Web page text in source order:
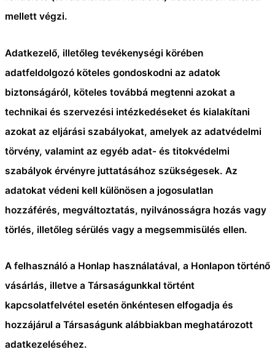
mellett végzi.
Adatkezelő, illetőleg tevékenységi körében
adatfeldolgozó köteles gondoskodni az adatok
biztonságáról, köteles továbbá megtenni azokat a
technikai és szervezési intézkedéseket és kialakítani
azokat az eljárási szabályokat, amelyek az adatvédelmi
törvény, valamint az egyéb adat- és titokvédelmi
szabályok érvényre juttatásához szükségesek. Az
adatokat védeni kell különösen a jogosulatlan
hozzáférés, megváltoztatás, nyilvánosságra hozás vagy
törlés, illetőleg sérülés vagy a megsemmisülés ellen.
A felhasználó a Honlap használatával, a Honlapon történő
vásárlás, illetve a Társaságunkkal történt
kapcsolatfelvétel esetén önkéntesen elfogadja és
hozzájárul a Társaságunk alábbiakban meghatározott
adatkezeléséhez.